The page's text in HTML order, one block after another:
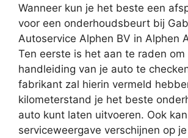
Wanneer kun je het beste een
voor een onderhoudsbeurt bij
Autoservice Alphen BV in Alphen
Ten eerste is het aan te raden om
handleiding van je auto te
fabrikant zal hierin vermeld
kilometerstand je het beste
auto kunt laten uitvoeren. Ook
serviceweergave verschijnen op